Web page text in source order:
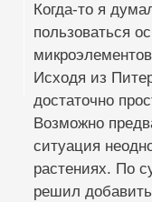
Когда-то я
пользоваться
Исходя из
достаточно
Возможно
ситуация
растениях. По
решил